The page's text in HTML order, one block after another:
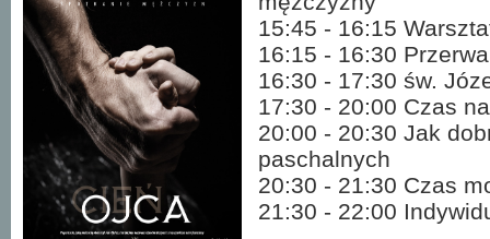
15:45 - 16:15
16:15 - 16:30 Przerwa
16:30 - 17:30 św.
17:30 - 20:00 Czas
20:00 - 20:30 Jak
paschalnych
20:30 - 21:30 Czas
21:30 - 22:00